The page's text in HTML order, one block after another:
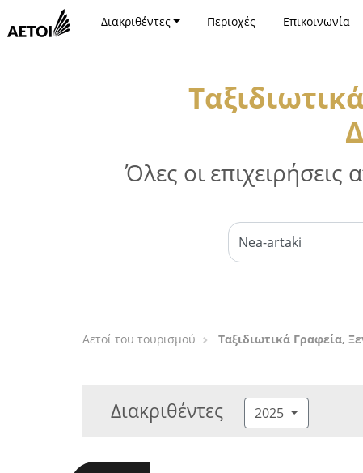
Διακριθέντες Περιοχές Επικοινωνία
Όλες οι
Αετοί του τουρισμού Ταξιδιωτικά Γραφεία,
Διακριθέντες 2025